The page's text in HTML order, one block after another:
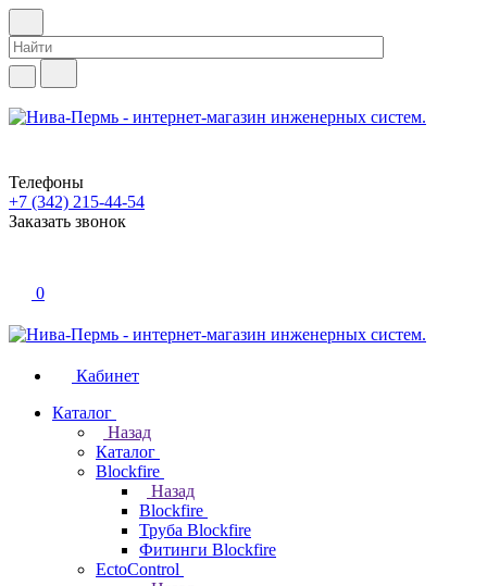
Телефоны
+7 (342) 215-44-54
Заказать звонок
0
Кабинет
Каталог
Назад
Каталог
Blockfire
Назад
Blockfire
Труба Blockfire
Фитинги Blockfire
EctoControl